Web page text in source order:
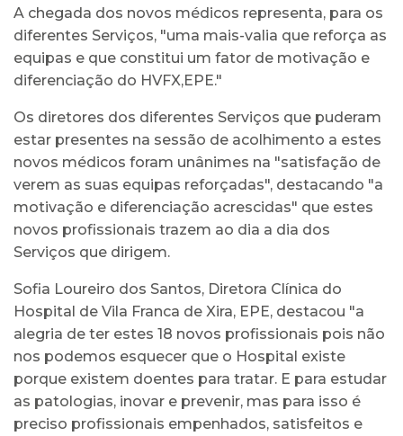
A chegada dos novos médicos representa, para os
diferentes Serviços, "uma mais-valia que reforça as
equipas e que constitui um fator de motivação e
diferenciação do HVFX,EPE."
Os diretores dos diferentes Serviços que puderam
estar presentes na sessão de acolhimento a estes
novos médicos foram unânimes na "satisfação de
verem as suas equipas reforçadas", destacando "a
motivação e diferenciação acrescidas" que estes
novos profissionais trazem ao dia a dia dos
Serviços que dirigem.
Sofia Loureiro dos Santos, Diretora Clínica do
Hospital de Vila Franca de Xira, EPE, destacou "a
alegria de ter estes 18 novos profissionais pois não
nos podemos esquecer que o Hospital ex​iste
porque existem doentes para tratar. E para estudar
as patologias, inovar e prevenir, mas para isso é
preciso profissionais empenhados, satisfeitos e